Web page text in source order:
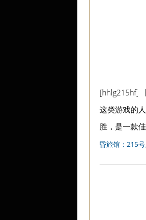
[hhlg215hf]
这类游戏的
胜，是一款
昏旅馆：215号